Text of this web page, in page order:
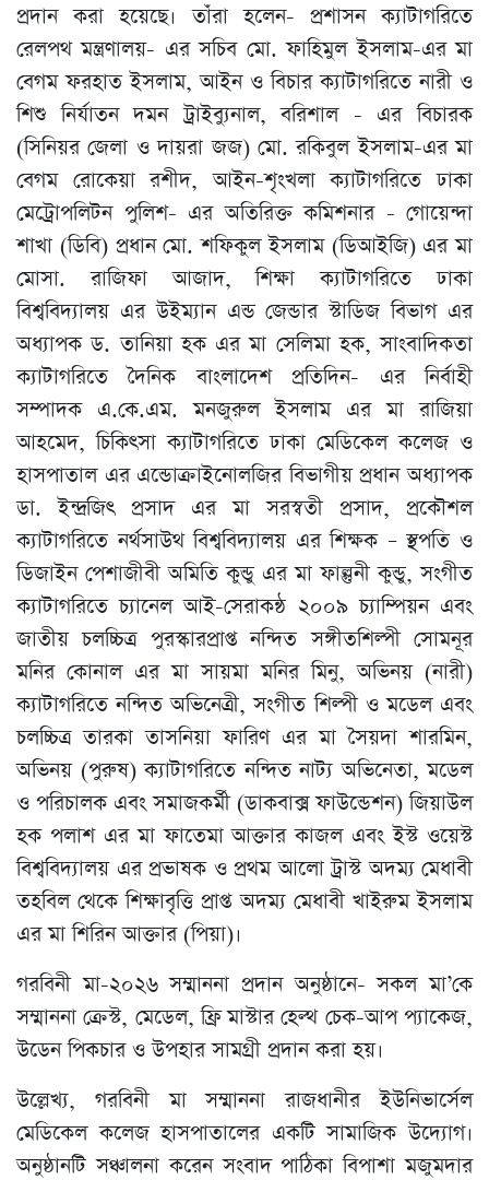
প্রদান করা হয়েছে। তাঁরা হলেন- প্রশাসন ক্যাটাগরিতে
রেলপথ মন্ত্রণালয়- এর সচিব মো. ফাহিমুল ইসলাম-এর মা
বেগম ফরহাত ইসলাম, আইন ও বিচার ক্যাটাগরিতে নারী ও
শিশু নির্যাতন দমন ট্রাইব্যুনাল, বরিশাল - এর বিচারক
(সিনিয়র জেলা ও দায়রা জজ) মো. রকিবুল ইসলাম-এর মা
বেগম রোকেয়া রশীদ, আইন-শৃংখলা ক্যাটাগরিতে ঢাকা
মেট্রোপলিটন পুলিশ- এর অতিরিক্ত কমিশনার - গোয়েন্দা
শাখা (ডিবি) প্রধান মো. শফিকুল ইসলাম (ডিআইজি) এর মা
মোসা. রাজিফা আজাদ, শিক্ষা ক্যাটাগরিতে ঢাকা
বিশ্ববিদ্যালয় এর উইম্যান এন্ড জেন্ডার স্টাডিজ বিভাগ এর
অধ্যাপক ড. তানিয়া হক এর মা সেলিমা হক, সাংবাদিকতা
ক্যাটাগরিতে দৈনিক বাংলাদেশ প্রতিদিন- এর নির্বাহী
সম্পাদক এ.কে.এম. মনজুরুল ইসলাম এর মা রাজিয়া
আহমেদ, চিকিৎসা ক্যাটাগরিতে ঢাকা মেডিকেল কলেজ ও
হাসপাতাল এর এন্ডোক্রাইনোলজির বিভাগীয় প্রধান অধ্যাপক
ডা. ইন্দ্রজিৎ প্রসাদ এর মা সরস্বতী প্রসাদ, প্রকৌশল
ক্যাটাগরিতে নর্থসাউথ বিশ্ববিদ্যালয় এর শিক্ষক – স্থপতি ও
ডিজাইন পেশাজীবী অমিতি কুন্ডু এর মা ফাল্গুনী কুন্ডু, সংগীত
ক্যাটাগরিতে চ্যানেল আই-সেরাকন্ঠ ২০০৯ চ্যাম্পিয়ন এবং
জাতীয় চলচ্চিত্র পুরস্কারপ্রাপ্ত নন্দিত সঙ্গীতশিল্পী সোমনূর
মনির কোনাল এর মা সায়মা মনির মিনু, অভিনয় (নারী)
ক্যাটাগরিতে নন্দিত অভিনেত্রী, সংগীত শিল্পী ও মডেল এবং
চলচ্চিত্র তারকা তাসনিয়া ফারিণ এর মা সৈয়দা শারমিন,
অভিনয় (পুরুষ) ক্যাটাগরিতে নন্দিত নাট্য অভিনেতা, মডেল
ও পরিচালক এবং সমাজকর্মী (ডাকবাক্স ফাউন্ডেশন) জিয়াউল
হক পলাশ এর মা ফাতেমা আক্তার কাজল এবং ইস্ট ওয়েস্ট
বিশ্ববিদ্যালয় এর প্রভাষক ও প্রথম আলো ট্রাস্ট অদম্য মেধাবী
তহবিল থেকে শিক্ষাবৃত্তি প্রাপ্ত অদম্য মেধাবী খাইরুম ইসলাম
এর মা শিরিন আক্তার (পিয়া)।
গরবিনী মা-২০২৬ সম্মাননা প্রদান অনুষ্ঠানে- সকল মা’কে
সম্মাননা ক্রেস্ট, মেডেল, ফ্রি মাস্টার হেল্থ চেক-আপ প্যাকেজ,
উডেন পিকচার ও উপহার সামগ্রী প্রদান করা হয়।
উল্লেখ্য, গরবিনী মা সম্মাননা রাজধানীর ইউনিভার্সেল
মেডিকেল কলেজ হাসপাতালের একটি সামাজিক উদ্যোগ।
অনুষ্ঠানটি সঞ্চালনা করেন সংবাদ পাঠিকা বিপাশা মজুমদার